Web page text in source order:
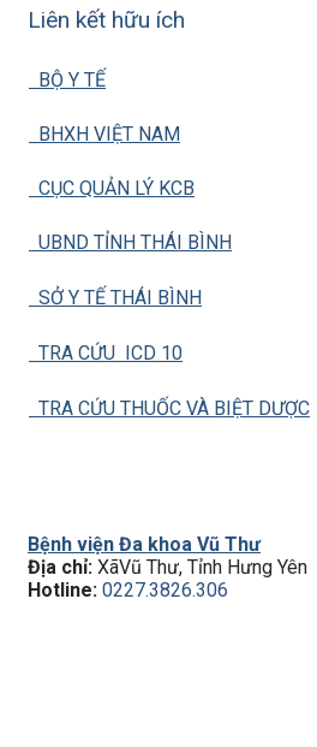
Liên kết hữu ích
BỘ Y TẾ
BHXH VIỆT NAM
CỤC QUẢN LÝ KCB
UBND TỈNH THÁI BÌNH
SỞ Y TẾ THÁI BÌNH
TRA CỨU ICD 10
TRA CỨU THUỐC VÀ BIỆT DƯỢC
Bệnh viện Đa khoa Vũ Thư
Địa chỉ: XãVũ Thư, Tỉnh Hưng Yên
Hotline: 0227.3826.306